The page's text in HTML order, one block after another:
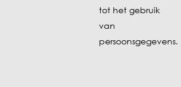
tot het gebruik
van
persoonsgegevens.